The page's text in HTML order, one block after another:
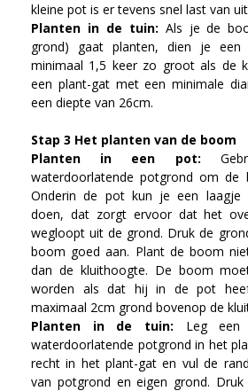
kleine pot is er tevens snel last van
Planten in de tuin: Als je de
grond) gaat planten, dien je
minimaal 1,5 keer zo groot als de
een plant-gat met een minimale
een diepte van 26cm.
Stap 3 Het planten van de boom
Planten in een pot:
waterdoorlatende potgrond om de
Onderin de pot kun je een laagje
doen, dat zorgt ervoor dat het
wegloopt uit de grond. Druk de
boom goed aan. Plant de boom
dan de kluithoogte. De boom
worden als dat hij in de pot
maximaal 2cm grond bovenop de
Planten in de tuin: Leg een
waterdoorlatende potgrond in het
recht in het plant-gat en vul de
van potgrond en eigen grond.